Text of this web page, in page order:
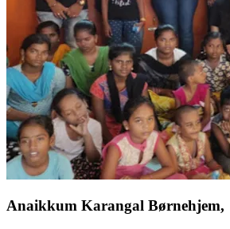
Anaikkum Karangal Børnehjem,